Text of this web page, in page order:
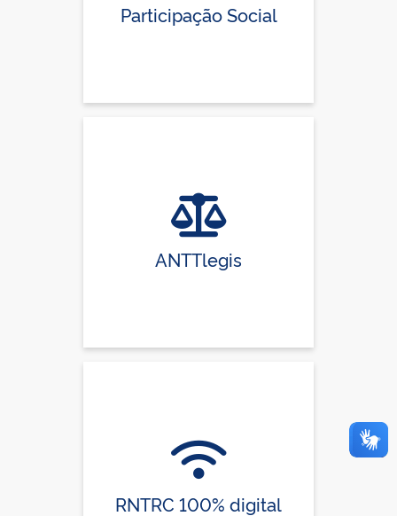
Participação Social
ANTTlegis
RNTRC 100% digital